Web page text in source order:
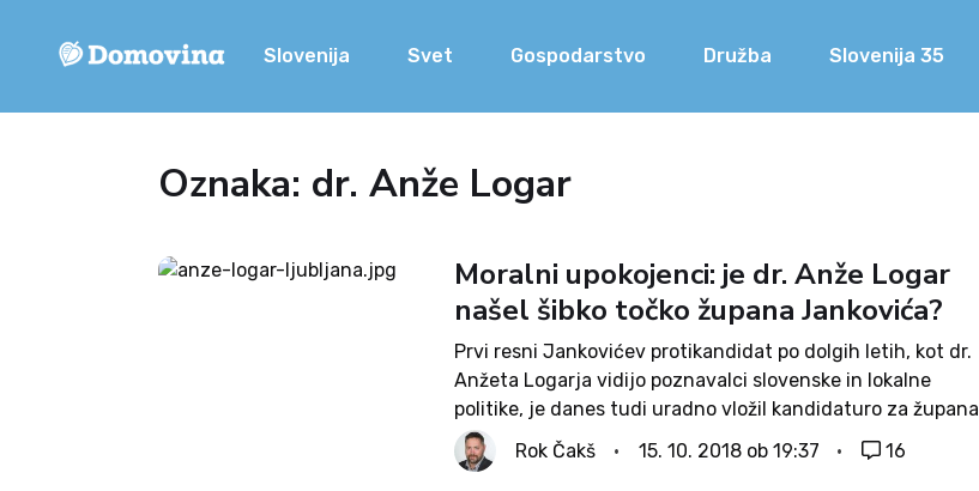
Slovenija Svet Gospodarstvo Družba Slovenija 35
Oznaka: dr. Anže Logar
Moralni upokojenci: je dr. Anže Logar
našel šibko točko župana Jankovića?
Prvi resni Jankovićev protikandidat po dolgih letih, kot dr.
Anžeta Logarja vidijo poznavalci slovenske in lokalne
politike, je danes tudi uradno vložil kandidaturo za župana
Ljubljane. V boj se kandidat SDS podaja z enotno podporo
pomladnih strank ter s pričakovanjem,...
Rok Čakš 15. 10. 2018 ob 19:37 16